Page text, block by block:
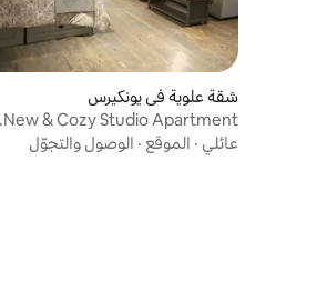
شقة علوية في يونكيرس
New & Cozy Studio Apartment.
عائلي · الموقع · الوصول والتجوّل